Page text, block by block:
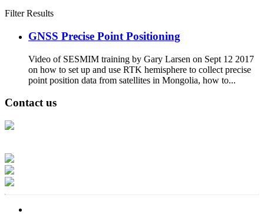
Filter Results
GNSS Precise Point Positioning
Video of SESMIM training by Gary Larsen on Sept 12 2017
on how to set up and use RTK hemisphere to collect precise
point position data from satellites in Mongolia, how to...
Contact us